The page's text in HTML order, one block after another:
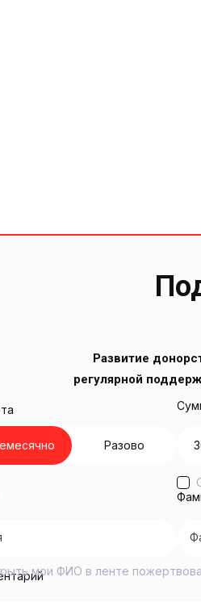
Развитие
регулярной
Разово
мои ФИО в ленте